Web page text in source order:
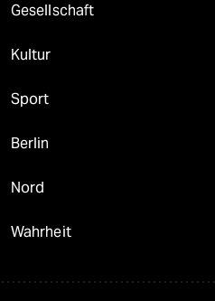
Gesellschaft
Kultur
Sport
Berlin
Nord
Wahrheit